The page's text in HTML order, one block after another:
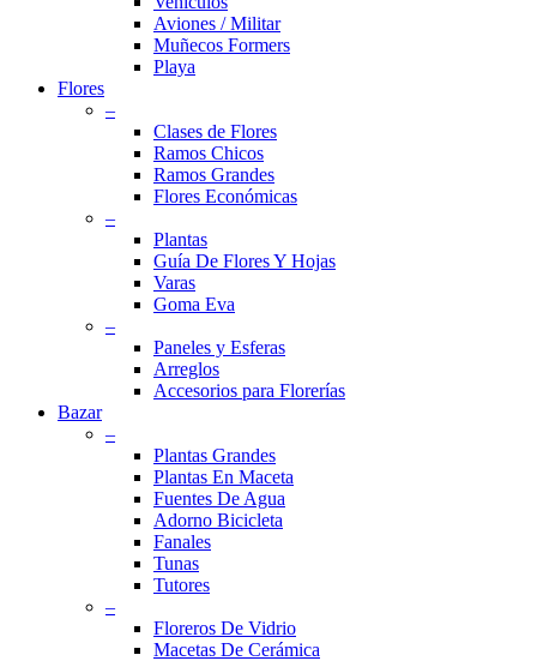
Aviones / Militar
Muñecos Formers
Playa
Flores
–
Clases de Flores
Ramos Chicos
Ramos Grandes
Flores Económicas
–
Plantas
Guía De Flores Y Hojas
Varas
Goma Eva
–
Paneles y Esferas
Arreglos
Accesorios para Florerías
Bazar
–
Plantas Grandes
Plantas En Maceta
Fuentes De Agua
Adorno Bicicleta
Fanales
Tunas
Tutores
–
Floreros De Vidrio
Macetas De Cerámica